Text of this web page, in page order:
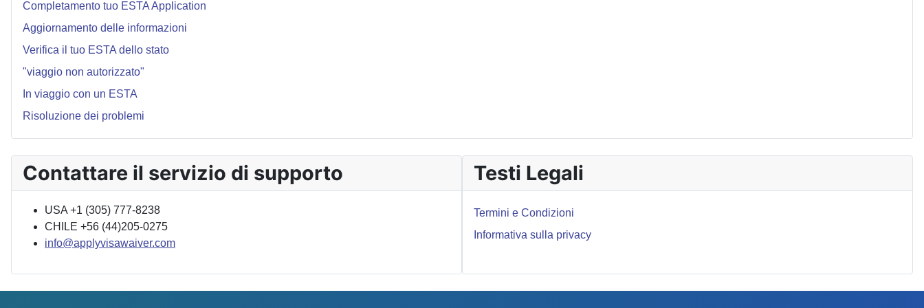
Completamento tuo ESTA Application
Aggiornamento delle informazioni
Verifica il tuo ESTA dello stato
"viaggio non autorizzato"
In viaggio con un ESTA
Risoluzione dei problemi
Contattare il servizio di supporto
USA +1 (305) 777-8238
CHILE +56 (44)205-0275
info@applyvisawaiver.com
Testi Legali
Termini e Condizioni
Informativa sulla privacy